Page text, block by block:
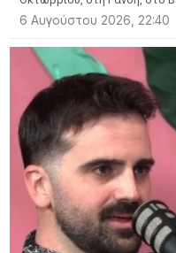
6 Αυγούστου 2026, 22:40